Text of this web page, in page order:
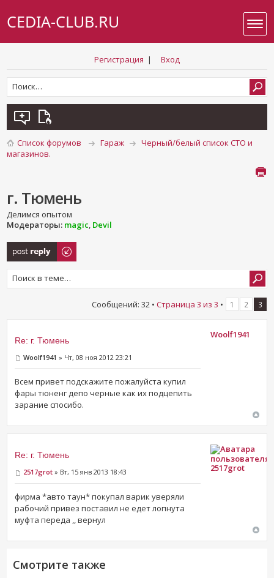
CEDIA-CLUB.RU
Регистрация | Вход
Список форумов Гараж
Черный/белый список СТО и
магазинов.
г. Тюмень
Делимся опытом
Модераторы: magic, Devil
Ответить
Сообщений: 32 • Страница 3 из 3 • 1 2 3
Re: г. Тюмень
Woolf1941 » Чт, 08 ноя 2012 23:21
Всем привет подскажите пожалуйста купил
фары тюненг депо черные как их подцепить
зарание спосибо.
Woolf1941
Re: г. Тюмень
2517grot » Вт, 15 янв 2013 18:43
фирма *авто таун* покупал варик уверяли
рабочий привез поставил не едет лопнута
муфта переда ,, вернул
2517grot
Смотрите также